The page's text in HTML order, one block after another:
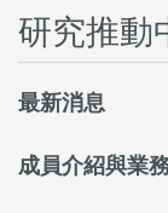
研究推動
最新消息
成員介紹與業